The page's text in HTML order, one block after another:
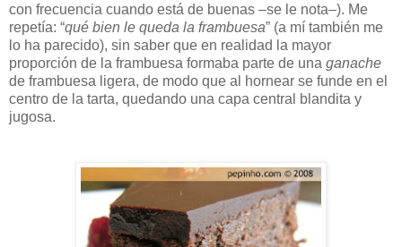
con frecuencia cuando está de buenas –se le nota–). Me
repetía: “qué bien le queda la frambuesa” (a mí también me
lo ha parecido), sin saber que en realidad la mayor
proporción de la frambuesa formaba parte de una ganache
de frambuesa ligera, de modo que al hornear se funde en el
centro de la tarta, quedando una capa central blandita y
jugosa.